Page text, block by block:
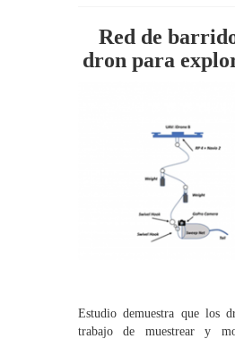
Red de
dron para
Estudio demuestra que los
trabajo de muestrear y